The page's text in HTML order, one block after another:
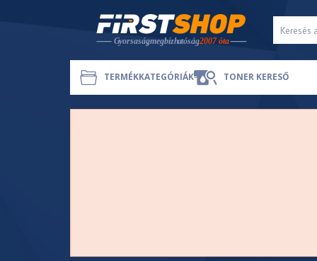
TERMÉKKATEGÓRIÁK TONER KERESŐ